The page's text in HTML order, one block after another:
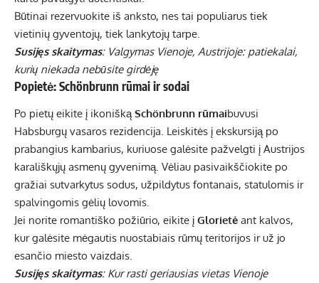
Būtinai rezervuokite iš anksto, nes tai populiarus tiek
vietinių gyventojų, tiek lankytojų tarpe.
Susijęs skaitymas: Valgymas Vienoje, Austrijoje: patiekalai,
kurių niekada nebūsite girdėję
Popietė: Schönbrunn rūmai ir sodai
Po pietų eikite į ikonišką Schönbrunn rūmaibuvusi
Habsburgų vasaros rezidencija. Leiskitės į ekskursiją po
prabangius kambarius, kuriuose galėsite pažvelgti į Austrijos
karališkųjų asmenų gyvenimą. Vėliau pasivaikščiokite po
gražiai sutvarkytus sodus, užpildytus fontanais, statulomis ir
spalvingomis gėlių lovomis.
Jei norite romantiško požiūrio, eikite į Glorietė ant kalvos,
kur galėsite mėgautis nuostabiais rūmų teritorijos ir už jo
esančio miesto vaizdais.
Susijęs skaitymas: Kur rasti geriausias vietas Vienoje